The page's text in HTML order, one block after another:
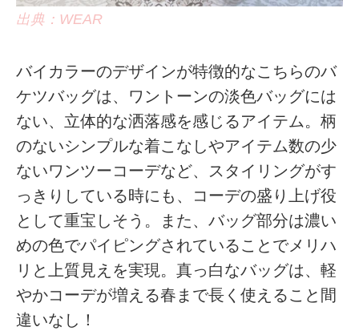
出典：WEAR
バイカラーのデザインが特徴的なこちらのバ
ケツバッグは、ワントーンの淡色バッグには
ない、立体的な洒落感を感じるアイテム。柄
のないシンプルな着こなしやアイテム数の少
ないワンツーコーデなど、スタイリングがす
っきりしている時にも、コーデの盛り上げ役
として重宝しそう。また、バッグ部分は濃い
めの色でパイピングされていることでメリハ
リと上質見えを実現。真っ白なバッグは、軽
やかコーデが増える春まで長く使えること間
違いなし！